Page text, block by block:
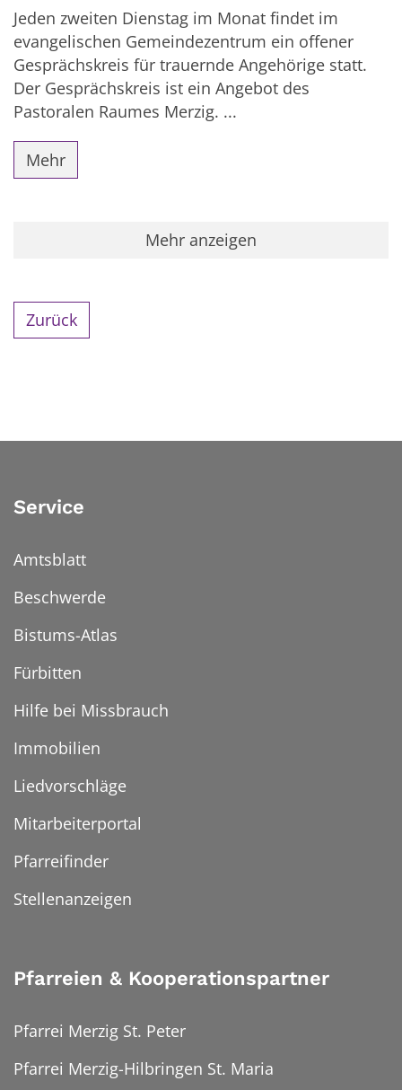
Jeden zweiten Dienstag im Monat findet im
evangelischen Gemeindezentrum ein offener
Gesprächskreis für trauernde Angehörige statt.
Der Gesprächskreis ist ein Angebot des
Pastoralen Raumes Merzig. ...
Mehr
Mehr anzeigen
Zurück
Service
Amtsblatt
Beschwerde
Bistums-Atlas
Fürbitten
Hilfe bei Missbrauch
Immobilien
Liedvorschläge
Mitarbeiterportal
Pfarreifinder
Stellenanzeigen
Pfarreien & Kooperationspartner
Pfarrei Merzig St. Peter
Pfarrei Merzig-Hilbringen St. Maria